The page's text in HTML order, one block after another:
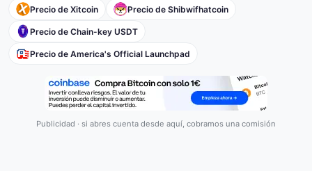
Precio de Xitcoin Precio de Shibwifhatcoin
Precio de Chain-key USDT
Precio de America's Official Launchpad
Publicidad · si abres cuenta desde aquí, cobramos una comisión